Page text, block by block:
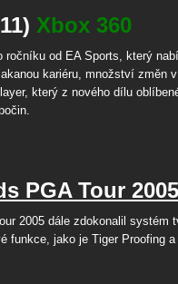
Xbox 360
ročníku od EA Sports, který
kariéru, množství změn
který z nového dílu
PGA Tour 2005
2005 dále zdokonalil systém
funkce, jako je Tiger Proofing a